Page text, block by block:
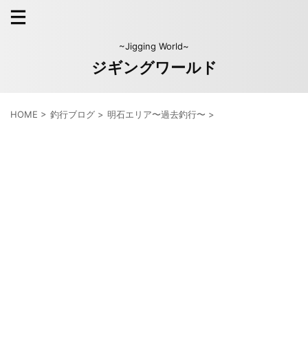
~Jigging World~
ジギングワールド
HOME > 釣行ブログ > 明石エリア〜過去釣行〜 >